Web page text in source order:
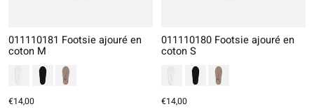
011110181 Footsie ajouré en
coton M
€14,00
011110180 Footsie ajouré en
coton S
€14,00